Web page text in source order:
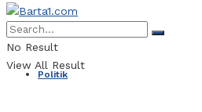
Politik
No Result
View All Result